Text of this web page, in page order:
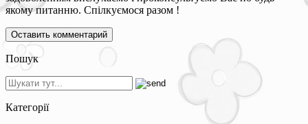
якому питанню. Спілкуємося разом !
Пошук
Категорії